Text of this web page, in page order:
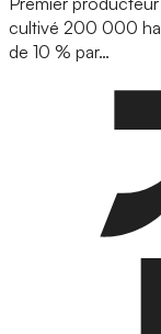
cultivé 200 000 ha
de 10 % par…